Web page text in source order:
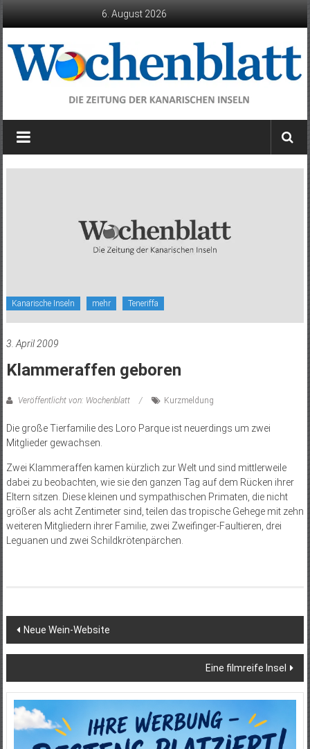
6. August 2026
Wochenblatt
die
Kanarische Inseln mehr Teneriffa
3. April 2009
Klammeraffen geboren
Veröffentlicht von: Wochenblatt Kurzmeldung
Die große Tierfamilie des Loro Parque ist neuerdings um zwei
Mitglieder gewachsen.
Zwei Klammeraffen kamen kürzlich zur Welt und sind mittlerweile
dabei zu beobachten, wie sie den ganzen Tag auf dem Rücken ihrer
Eltern sitzen. Diese kleinen und sympathischen Primaten, die nicht
größer als acht Zentimeter sind, teilen das tropische Gehege mit zehn
weiteren Mitgliedern ihrer Familie, zwei Zweifinger-Faultieren, drei
Leguanen und zwei Schildkrötenpärchen.
Beitragsnavigation
Neue Wein-Website
Eine filmreife Insel